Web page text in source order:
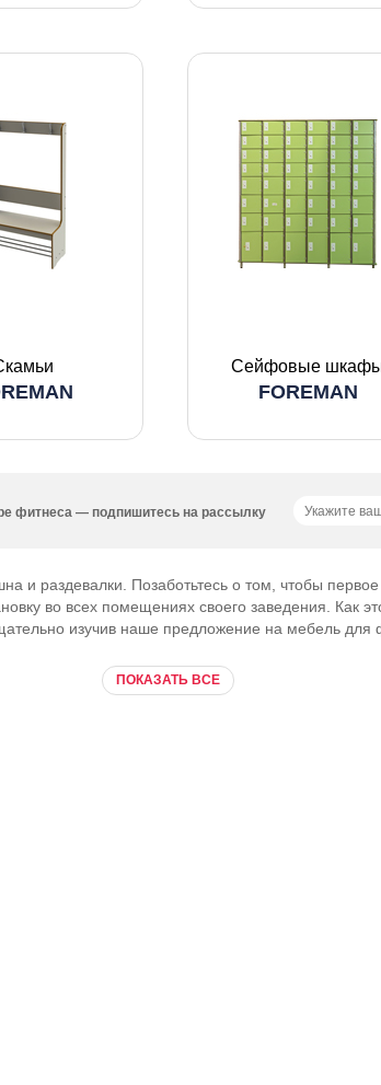
Сейфовые
FOREMAN
фитнеса — подпишитесь на рассылку
и раздевалки. Позаботьтесь о том, чтобы
во всех помещениях своего заведения. Как
изучив наше предложение на мебель для
ПОКАЗАТЬ ВСЕ